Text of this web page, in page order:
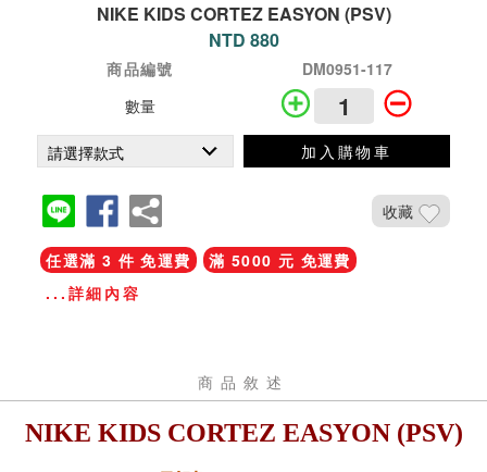
NIKE KIDS CORTEZ EASYON (PSV)
NTD 880
商品編號
DM0951-117
數量
加入購物車
收藏
任選滿 3 件 免運費
滿 5000 元 免運費
...詳細內容
商品敘述